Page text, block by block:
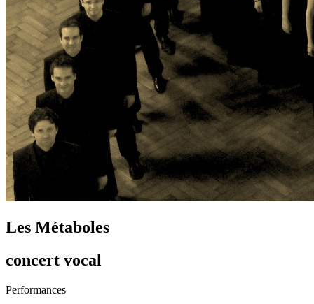
Les Métaboles
concert vocal
Performances